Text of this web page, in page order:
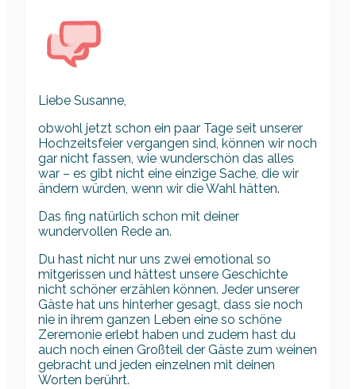
Liebe Susanne,
obwohl jetzt schon ein paar Tage seit unserer
Hochzeitsfeier vergangen sind, können wir noch
gar nicht fassen, wie wunderschön das alles
war – es gibt nicht eine einzige Sache, die wir
ändern würden, wenn wir die Wahl hätten.
Das fing natürlich schon mit deiner
wundervollen Rede an.
Du hast nicht nur uns zwei emotional so
mitgerissen und hättest unsere Geschichte
nicht schöner erzählen können. Jeder unserer
Gäste hat uns hinterher gesagt, dass sie noch
nie in ihrem ganzen Leben eine so schöne
Zeremonie erlebt haben und zudem hast du
auch noch einen Großteil der Gäste zum weinen
gebracht und jeden einzelnen mit deinen
Worten berührt.